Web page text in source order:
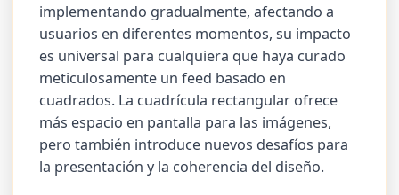
implementando gradualmente, afectando a
usuarios en diferentes momentos, su impacto
es universal para cualquiera que haya curado
meticulosamente un feed basado en
cuadrados. La cuadrícula rectangular ofrece
más espacio en pantalla para las imágenes,
pero también introduce nuevos desafíos para
la presentación y la coherencia del diseño.